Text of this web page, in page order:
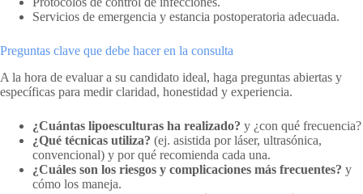
Servicios de emergencia y estancia postoperatoria adecuada.
Preguntas clave que debe hacer en la consulta
A la hora de evaluar a su candidato ideal, haga preguntas abiertas y
específicas para medir claridad, honestidad y experiencia.
¿Cuántas lipoesculturas ha realizado? y ¿con qué frecuencia?
¿Qué técnicas utiliza? (ej. asistida por láser, ultrasónica,
convencional) y por qué recomienda cada una.
¿Cuáles son los riesgos y complicaciones más frecuentes? y
cómo los maneja.